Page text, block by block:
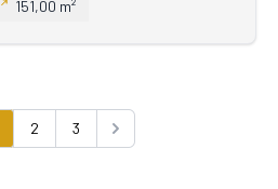
151,00 m²
2 3
Next